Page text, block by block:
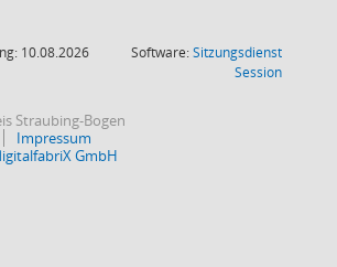
10.08.2026
Software:Sitzungsdienst
Session(Wird in
Straubing-Bogen
Impressum
GmbH